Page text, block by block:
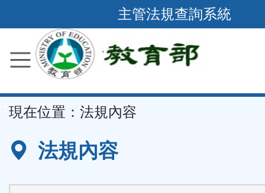
到
要
容
區
主管法規查詢系統
現在位置： 法規內容
法規內容